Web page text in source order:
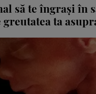
să te îngrași în
ta